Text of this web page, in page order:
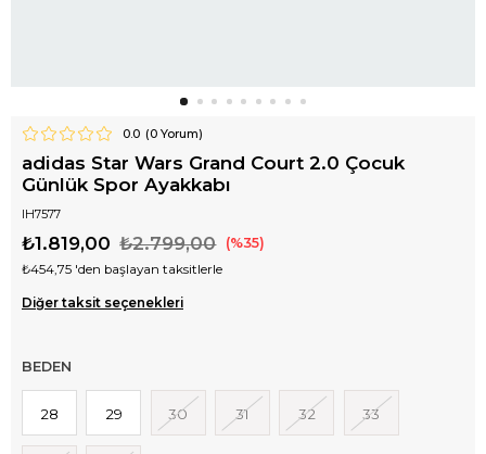
0.0 (0Yorum)
adidas Star Wars Grand Court 2.0 Çocuk
Günlük Spor Ayakkabı
IH7577
₺2.799,00
₺1.819,00 35
₺454,75 'den başlayan taksitlerle
Diğer taksit seçenekleri
BEDEN
28 29 30 31 32 33